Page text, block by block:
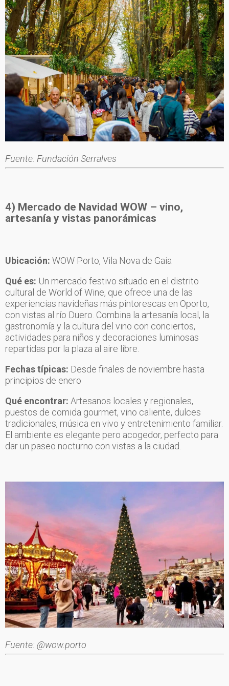
Fuente: Fundación Serralves
4) Mercado de Navidad WOW – vino,
artesanía y vistas panorámicas
Ubicación: WOW Porto, Vila Nova de Gaia
Qué es: Un mercado festivo situado en el distrito
cultural de World of Wine, que ofrece una de las
experiencias navideñas más pintorescas en Oporto,
con vistas al río Duero. Combina la artesanía local, la
gastronomía y la cultura del vino con conciertos,
actividades para niños y decoraciones luminosas
repartidas por la plaza al aire libre.
Fechas típicas: Desde finales de noviembre hasta
principios de enero
Qué encontrar: Artesanos locales y regionales,
puestos de comida gourmet, vino caliente, dulces
tradicionales, música en vivo y entretenimiento familiar.
El ambiente es elegante pero acogedor, perfecto para
dar un paseo nocturno con vistas a la ciudad.
Fuente: @wow.porto